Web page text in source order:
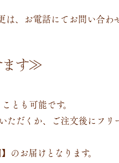
、お電話にてお問い合わ
ます≫
とも可能です。
だくか、ご注文後にフリ
】のお届けとなります。